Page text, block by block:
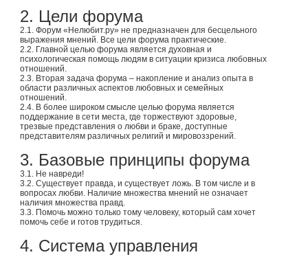
2. Цели форума
2.1. Форум «Нелюбит.ру» не предназначен для бесцельного
выражения мнений. Все цели форума практические.
2.2. Главной целью форума является духовная и
психологическая помощь людям в ситуации кризиса любовных
отношений.
2.3. Вторая задача форума – накопление и анализ опыта в
области различных аспектов любовных и семейных
отношений.
2.4. В более широком смысле целью форума является
поддержание в сети места, где торжествуют здоровые,
трезвые представления о любви и браке, доступные
представителям различных религий и мировоззрений.
3. Базовые принципы форума
3.1. Не навреди!
3.2. Существует правда, и существует ложь. В том числе и в
вопросах любви. Наличие множества мнений не означает
наличия множества правд.
3.3. Помочь можно только тому человеку, который сам хочет
помочь себе и готов трудиться.
4. Система управления